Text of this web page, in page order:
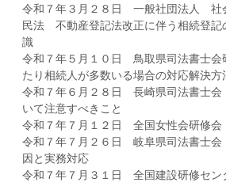
令和７年３月２８日 一般社団法人 社
民法 不動産登記法改正に伴う相続登記
識
令和７年５月１０日 鳥取県司法書士
たり相続人が多数いる場合の対応解決方
令和７年６月２８日 長崎県司法書士
いて注意すべきこと
令和７年７月１２日 全国女性会研修
令和７年７月２６日 岐阜県司法書士
因と実務対応
令和７年７月３１日 全国建設研修セ